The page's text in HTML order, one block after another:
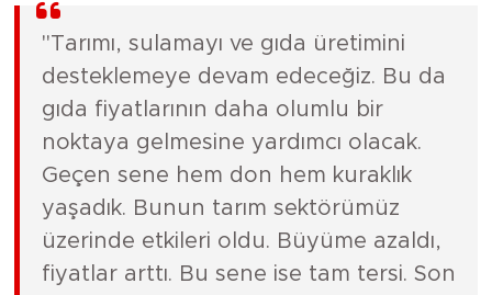
"Tarımı, sulamayı ve gıda üretimini
desteklemeye devam edeceğiz. Bu da
gıda fiyatlarının daha olumlu bir
noktaya gelmesine yardımcı olacak.
Geçen sene hem don hem kuraklık
yaşadık. Bunun tarım sektörümüz
üzerinde etkileri oldu. Büyüme azaldı,
fiyatlar arttı. Bu sene ise tam tersi. Son